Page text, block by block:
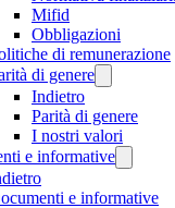
Mifid
Obbligazioni
di remunerazione
di genere
Indietro
Parità di genere
I nostri valori
e informative
e informative